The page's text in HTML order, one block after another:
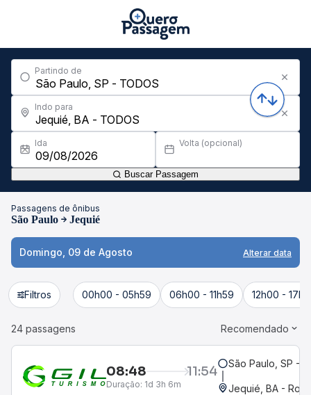
Partindo de
Indo para
Ida Volta (opcional)
Buscar Passagem
Passagens de ônibus
São Paulo Jequié
Domingo, 09 de Agosto Alterar data
Filtros 00h00 - 05h59 06h00 - 11h59 12h00 -
24 passagens Recomendado
08:48 11:54
Duração: 1d 3h 6m
São Paulo, SP -
Jequié, BA -